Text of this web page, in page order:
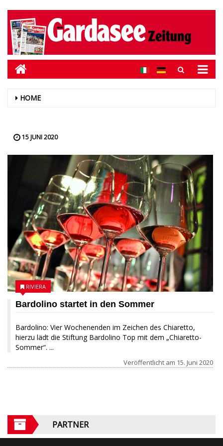
HOME
15 JUNI 2020
Bardolino startet in den Sommer
Bardolino: Vier Wochenenden im Zeichen des Chiaretto,
hierzu lädt die Stiftung Bardolino Top mit dem „Chiaretto-
Sommer“. ...
RIVIERA
Veröffentlicht am 15. Juni 2020
PARTNER